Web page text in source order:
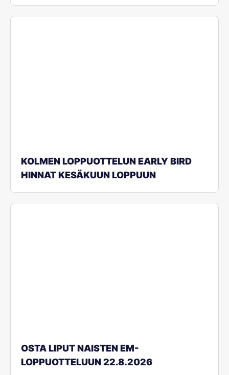
KOLMEN LOPPUOTTELUN EARLY BIRD
HINNAT KESÄKUUN LOPPUUN
OSTA LIPUT NAISTEN EM-
LOPPUOTTELUUN 22.8.2026